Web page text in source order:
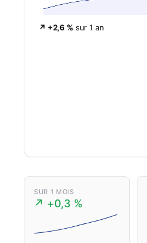
↗ +2,6 % sur 1 an
SUR 1 MOIS
↗ +0,3 %